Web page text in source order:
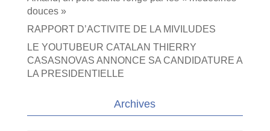
douces »
RAPPORT D’ACTIVITE DE LA MIVILUDES
LE YOUTUBEUR CATALAN THIERRY
CASASNOVAS ANNONCE SA CANDIDATURE A
LA PRESIDENTIELLE
Archives